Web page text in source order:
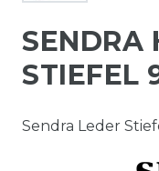
SENDRA
STIEFEL
Sendra Leder